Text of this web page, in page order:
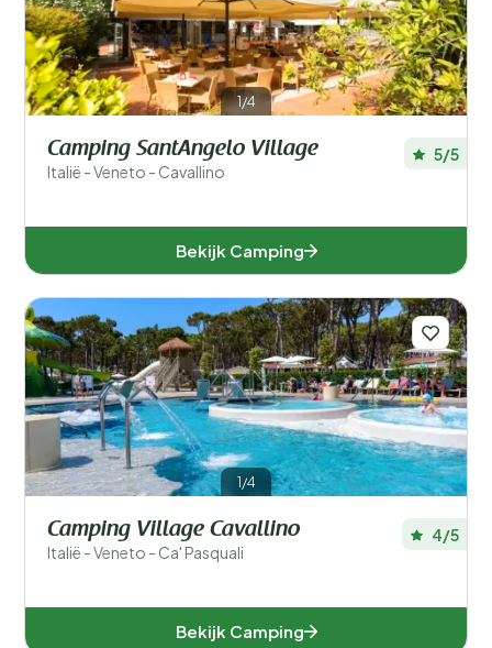
1/4
Camping SantAngelo Village
Italië - Veneto - Cavallino
5/5
Bekijk Camping
1/4
Camping Village Cavallino
Italië - Veneto - Ca' Pasquali
4/5
Bekijk Camping